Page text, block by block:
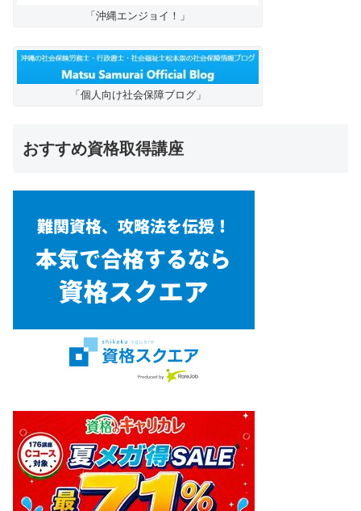
「沖縄エンジョイ！」
「個人向け社会保障ブログ」
おすすめ資格取得講座